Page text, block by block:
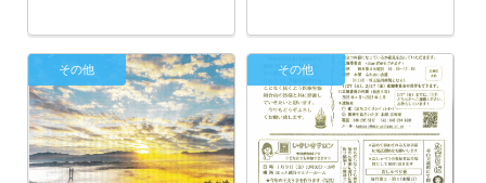
その他 その他